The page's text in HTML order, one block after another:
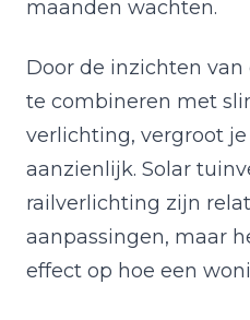
maanden wachten.
Door de inzichten
te combineren met
verlichting, vergroot
aanzienlijk. Solar
railverlichting zijn
aanpassingen, maar
effect op hoe een